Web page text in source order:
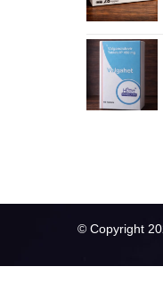
© Copyright